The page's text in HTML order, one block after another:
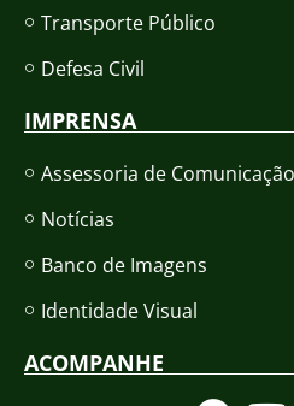
Transporte Público
Defesa Civil
IMPRENSA
Assessoria de Comunicação
Notícias
Banco de Imagens
Identidade Visual
ACOMPANHE